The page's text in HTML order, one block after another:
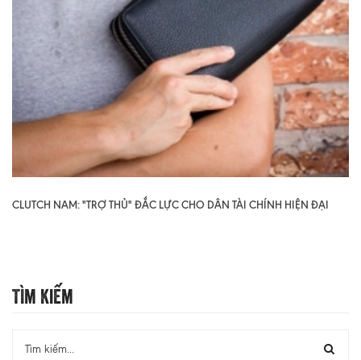
CLUTCH NAM: "TRỢ THỦ" ĐẮC LỰC CHO DÂN TÀI CHÍNH HIỆN ĐẠI
Tìm Kiếm